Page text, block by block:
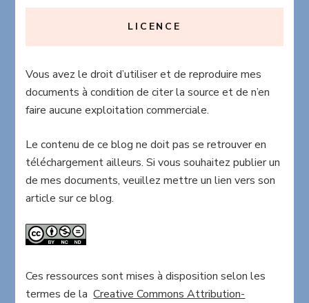
LICENCE
Vous avez le droit d’utiliser et de reproduire mes
documents à condition de citer la source et de n’en
faire aucune exploitation commerciale.
Le contenu de ce blog ne doit pas se retrouver en
téléchargement ailleurs. Si vous souhaitez publier un
de mes documents, veuillez mettre un lien vers son
article sur ce blog.
Ces ressources sont mises à disposition selon les
termes de laCreative Commons Attribution-